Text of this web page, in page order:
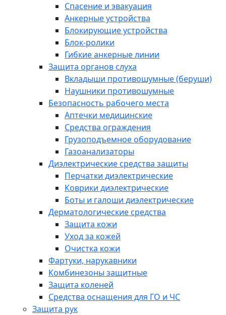
Спасение и эвакуация
Анкерные устройства
Блокирующие устройства
Блок-ролики
Гибкие анкерные линии
Защита органов слуха
Вкладыши противошумные (беруши)
Наушники противошумные
Безопасность рабочего места
Аптечки медицинские
Средства ограждения
Грузоподъемное оборудование
Газоанализаторы
Диэлектрические средства защиты
Перчатки диэлектрические
Коврики диэлектрические
Боты и галоши диэлектрические
Дерматологические средства
Защита кожи
Уход за кожей
Очистка кожи
Фартуки, нарукавники
Комбинезоны защитные
Защита коленей
Средства оснащения для ГО и ЧС
Защита рук